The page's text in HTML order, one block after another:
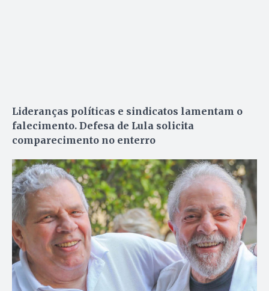
Lideranças políticas e sindicatos lamentam o
falecimento. Defesa de Lula solicita
comparecimento no enterro